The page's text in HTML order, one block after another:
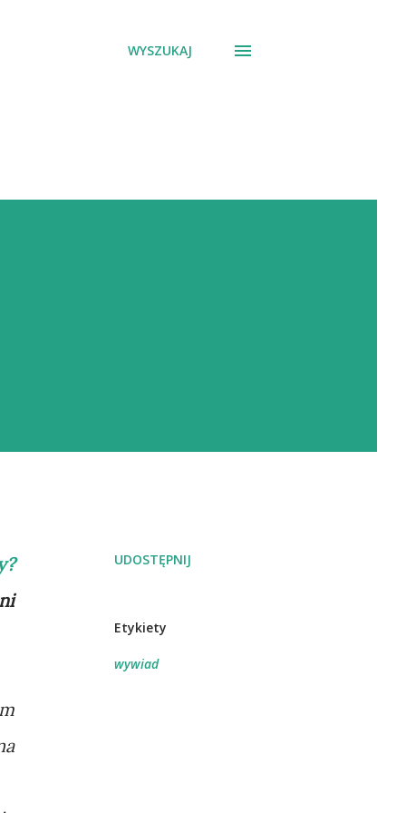
WYSZUKAJ
UDOSTĘPNIJ
Etykiety
wywiad